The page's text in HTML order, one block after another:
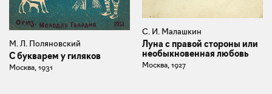
М. Л. Поляновский
С букварем у гиляков
Москва, 1931
С. И. Малашкин
Луна с правой стороны или
необыкновенная любовь
Москва, 1927